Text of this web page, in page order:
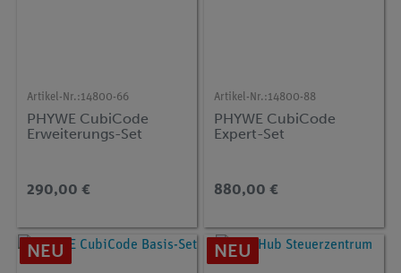
Artikel-Nr.:14800-66
PHYWE CubiCode
Erweiterungs-Set
290,00 €
Artikel-Nr.:14800-88
PHYWE CubiCode
Expert-Set
880,00 €
NEU NEU